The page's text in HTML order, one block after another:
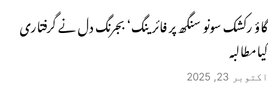
گاؤ رکشک سونو سنگھ پر فائرینگ‘ بجرنگ دل نے گرفتاری
کیامطالبہ
اکتوبر 23, 2025